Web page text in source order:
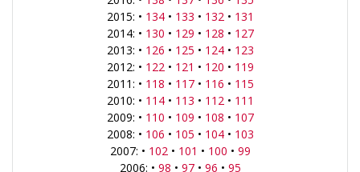
2015: • 134• 133 • 132• 131
2014: • 130 • 129 • 128 • 127
2013: • 126 • 125 • 124• 123
2012: • 122• 121 • 120 • 119
2011: • 118 • 117• 116 • 115
2010: • 114• 113 • 112• 111
2009: • 110 • 109 • 108 • 107
2008: • 106 • 105 • 104• 103
2007: • 102• 101 • 100 • 99
2006: • 98 • 97• 96 • 95